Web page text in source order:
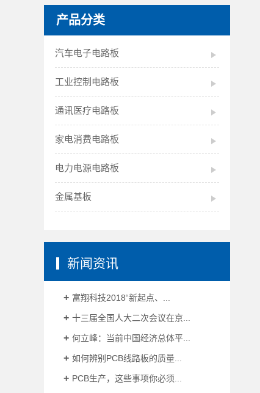
产品分类
汽车电子电路板
工业控制电路板
通讯医疗电路板
家电消费电路板
电力电源电路板
金属基板
新闻资讯
富翔科技2018“新起点、...
十三届全国人大二次会议在京...
何立峰：当前中国经济总体平...
如何辨别PCB线路板的质量...
PCB生产，这些事项你必须...